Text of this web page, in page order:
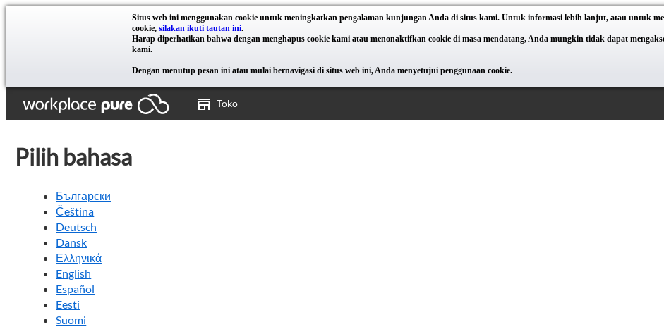
Situs web ini menggunakan cookie untuk meningkatkan pengalaman kunjungan Anda di situs kami. Untuk informasi lebih lanjut, atau untuk
cookie, silakan ikuti tautan ini.
Harap diperhatikan bahwa dengan menghapus cookie kami atau menonaktifkan cookie di masa mendatang, Anda mungkin tidak dapat
kami.
Dengan menutup pesan ini atau mulai bernavigasi di situs web ini, Anda menyetujui penggunaan cookie.
Toko
Pilih bahasa
Български
Čeština
Deutsch
Dansk
Ελληνικά
English
Español
Eesti
Suomi